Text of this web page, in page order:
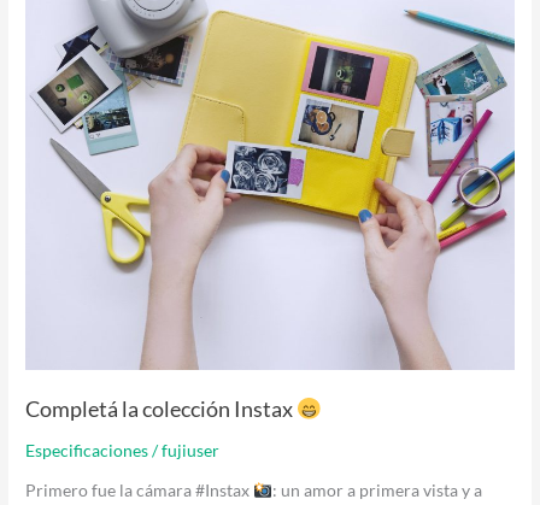
Completá la colección Instax
Especificaciones/fujiuser
Primero fue la cámara #Instax
: un amor a primera vista y a